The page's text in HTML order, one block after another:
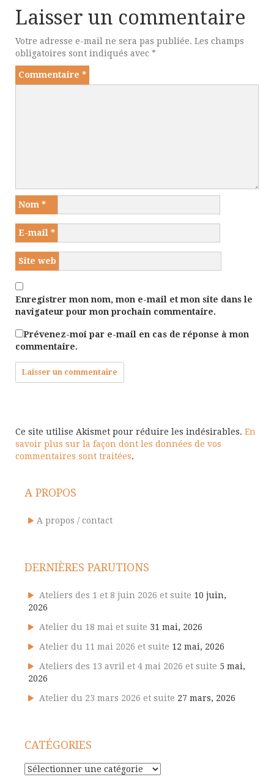
Laisser un commentaire
Votre adresse e-mail ne sera pas publiée. Les champs
obligatoires sont indiqués avec *
Commentaire *
Nom *
E-mail *
Site web
Enregistrer mon nom, mon e-mail et mon site dans le
navigateur pour mon prochain commentaire.
Prévenez-moi par e-mail en cas de réponse à mon
commentaire.
Ce site utilise Akismet pour réduire les indésirables. En
savoir plus sur la façon dont les données de vos
commentaires sont traitées.
A PROPOS
A propos / contact
DERNIÈRES PARUTIONS
Ateliers des 1 et 8 juin 2026 et suite 10 juin,
2026
Atelier du 18 mai et suite 31 mai, 2026
Atelier du 11 mai 2026 et suite 12 mai, 2026
Ateliers des 13 avril et 4 mai 2026 et suite 5 mai,
2026
Atelier du 23 mars 2026 et suite 27 mars, 2026
CATÉGORIES
Catégories